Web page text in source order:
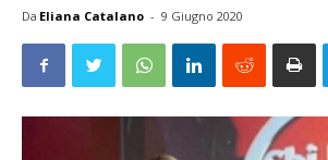
Da Eliana Catalano - 9 Giugno 2020